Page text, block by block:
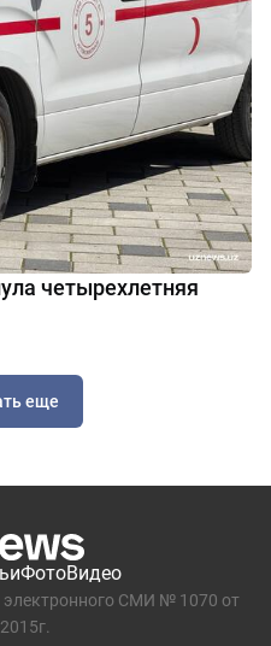
четырехлетняя
еще
ФотоВидео
электронного СМИ № 1070 от